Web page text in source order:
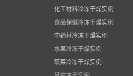
化工材料冷冻干燥实例
食品保健冷冻干燥实例
中药材冷冻干燥实例
水果冷冻干燥实例
蔬菜冷冻干燥实例